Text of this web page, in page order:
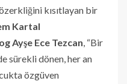
kısıtlayan bir
Kartal
Ayşe Ece Tezcan , “Bir
sürekli dönen, her an
özgüven